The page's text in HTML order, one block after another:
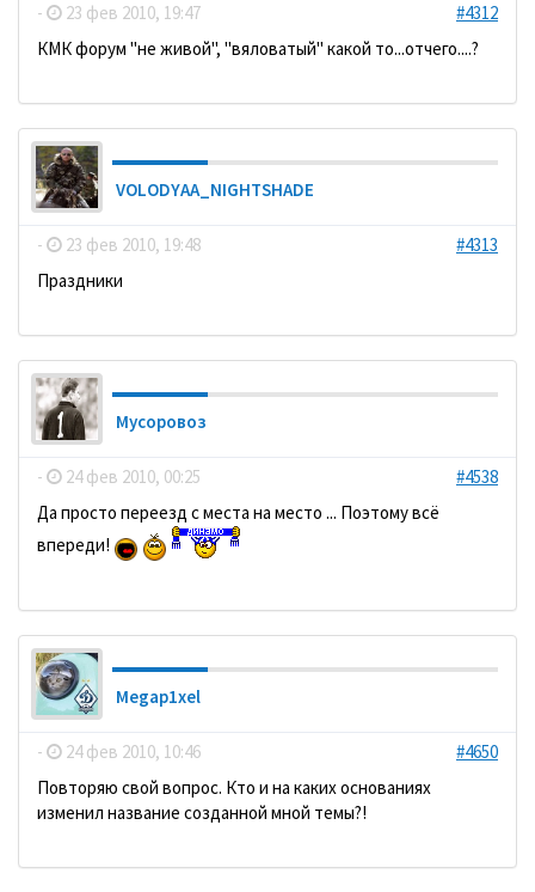
- 23 фев 2010, 19:47
#4312
КМК форум "не живой", "вяловатый" какой то...отчего....?
VOLODYAA_NIGHTSHADE
- 23 фев 2010, 19:48
#4313
Праздники
Мусоровоз
- 24 фев 2010, 00:25
#4538
Да просто переезд с места на место ... Поэтому всё
впереди!
Megap1xel
- 24 фев 2010, 10:46
#4650
Повторяю свой вопрос. Кто и на каких основаниях
изменил название созданной мной темы?!